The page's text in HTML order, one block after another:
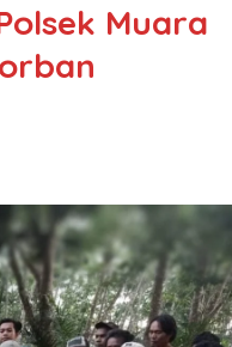
Muara